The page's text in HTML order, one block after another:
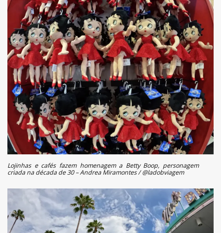
Lojinhas e cafés fazem homenagem a Betty Boop, personagem
criada na década de 30 – Andrea Miramontes / @ladobviagem